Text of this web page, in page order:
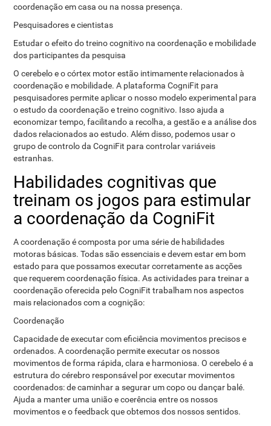
coordenação em casa ou na nossa presença.
Pesquisadores e cientistas
Estudar o efeito do treino cognitivo na coordenação e mobilidade
dos participantes da pesquisa
O cerebelo e o córtex motor estão intimamente relacionados à
coordenação e mobilidade. A plataforma CogniFit para
pesquisadores permite aplicar o nosso modelo experimental para
o estudo da coordenação e treino cognitivo. Isso ajuda a
economizar tempo, facilitando a recolha, a gestão e a análise dos
dados relacionados ao estudo. Além disso, podemos usar o
grupo de controlo da CogniFit para controlar variáveis ​​
estranhas.
Habilidades cognitivas que
treinam os jogos para estimular
a coordenação da CogniFit
A coordenação é composta por uma série de habilidades
motoras básicas. Todas são essenciais e devem estar em bom
estado para que possamos executar corretamente as acções
que requerem coordenação física. As actividades para treinar a
coordenação oferecida pelo CogniFit trabalham nos aspectos
mais relacionados com a cognição:
Coordenação
Capacidade de executar com eficiência movimentos precisos e
ordenados. A coordenação permite executar os nossos
movimentos de forma rápida, clara e harmoniosa. O cerebelo é a
estrutura do cérebro responsável por executar movimentos
coordenados: de caminhar a segurar um copo ou dançar balé.
Ajuda a manter uma união e coerência entre os nossos
movimentos e o feedback que obtemos dos nossos sentidos.